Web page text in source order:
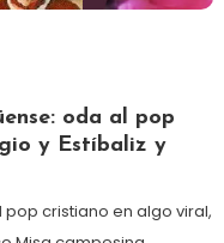
oda al pop
y Estíbaliz y
cristiano en algo viral,